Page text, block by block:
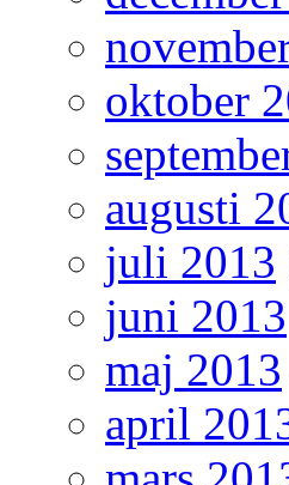
oktober
augusti
juli 2013
juni 2013
maj 2013
april